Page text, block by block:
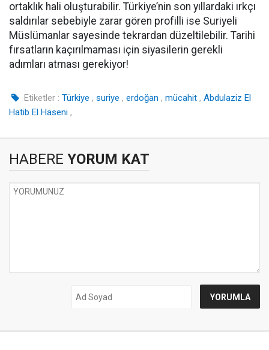
ortaklık hali oluşturabilir. Türkiye’nin son yıllardaki ırkçı
saldırılar sebebiyle zarar gören profilli ise Suriyeli
Müslümanlar sayesinde tekrardan düzeltilebilir. Tarihi
fırsatların kaçırılmaması için siyasilerin gerekli
adımları atması gerekiyor!
Etiketler : Türkiye , suriye , erdoğan , mücahit , Abdulaziz El
Hatib El Haseni ,
HABERE YORUM KAT